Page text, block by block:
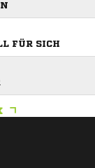
FÜR SICH